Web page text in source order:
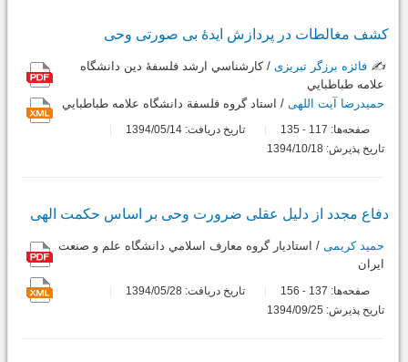
کشف مغالطات در پردازش ایدۀ بی صورتی وحی
✍️ فائزه برزگر تبریزی / کارشناسي ارشد فلسفۀ دين دانشگاه
علامه طباطبايي
حمیدرضا آیت اللهی / استاد گروه فلسفة دانشگاه علامه طباطبايي
صفحه‌ها: 117
-
تاریخ دریافت: 1394/05/14
تاریخ پذیرش: 1394/10/18
دفاع مجدد از دلیل عقلی ضرورت وحی بر اساس حکمت الهی
حمید کریمی / استاديار گروه معارف اسلامي دانشگاه علم و صنعت
ايران
صفحه‌ها: 137
-
تاریخ دریافت: 1394/05/28
تاریخ پذیرش: 1394/09/25